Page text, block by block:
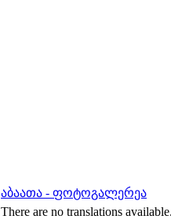
აბაათა - ფოტოგალერეა
There are no translations